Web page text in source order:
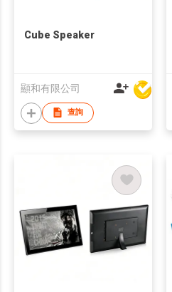
Cube Speaker
顯和有限公司
查詢